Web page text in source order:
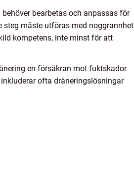
bearbetas och anpassas för
steg måste utföras med noggrannhet
kompetens, inte minst för att
en försäkran mot fuktskador
ofta dräneringslösningar